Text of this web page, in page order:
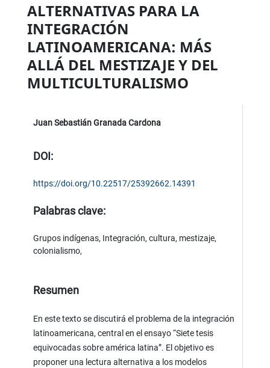
ALTERNATIVAS PARA LA
INTEGRACIÓN
LATINOAMERICANA: MÁS
ALLÁ DEL MESTIZAJE Y DEL
MULTICULTURALISMO
Juan Sebastián Granada Cardona
DOI:
https://doi.org/10.22517/25392662.14391
Palabras clave:
Grupos indígenas, Integración, cultura, mestizaje,
colonialismo,
Resumen
En este texto se discutirá el problema de la integración
latinoamericana, central en el ensayo “Siete tesis
equivocadas sobre américa latina”. El objetivo es
proponer una lectura alternativa a los modelos